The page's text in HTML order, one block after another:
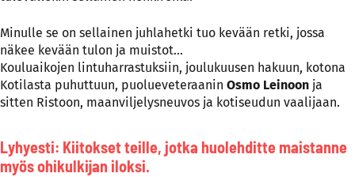
Minulle se on sellainen juhlahetki tuo kevään retki, jossa
näkee kevään tulon ja muistot…
Kouluaikojen lintuharrastuksiin, joulukuusen hakuun, kotona
Kotilasta puhuttuun, puolueveteraanin Osmo Leinoon ja
sitten Ristoon, maanviljelysneuvos ja kotiseudun vaalijaan.
Lyhyesti: Kiitokset teille, jotka huolehditte maistanne
myös ohikulkijan iloksi.